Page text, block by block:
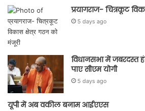
प्रयागराज- चित्रकूट
5 days ago
विधानसभा में जबरदस्त
पाए सीएम योगी
5 days ago
यूपी में अब वकील बनाम आईएएस